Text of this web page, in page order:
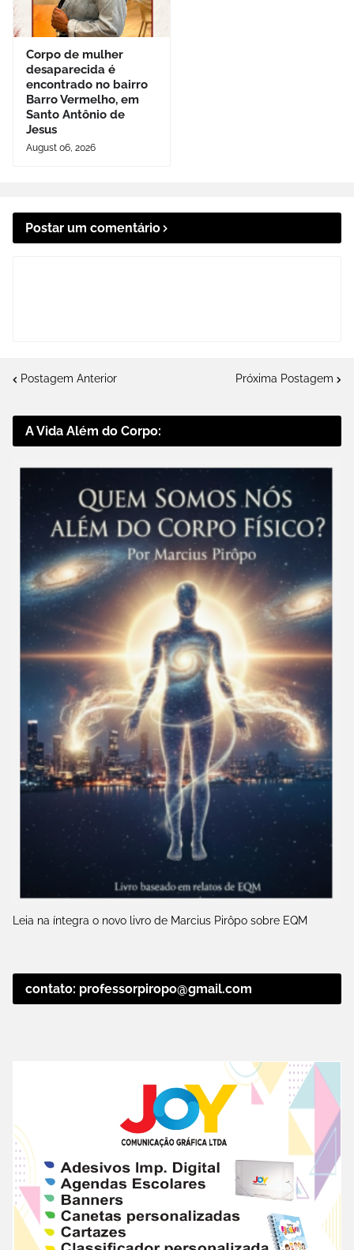
Corpo de mulher
desaparecida é
encontrado no bairro
Barro Vermelho, em
Santo Antônio de
Jesus
August 06, 2026
Postar um comentário
Postagem Anterior Próxima Postagem
A Vida Além do Corpo:
Leia na íntegra o novo livro de Marcius Pirôpo sobre EQM
contato: professorpiropo@gmail.com